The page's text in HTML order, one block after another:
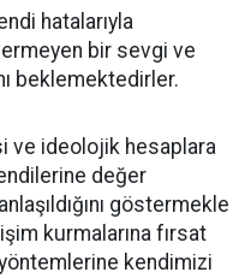
hatalarıyla
bir sevgi ve
beklemektedirler.
ve ideolojik hesaplara
değer
göstermekle
kurmalarına fırsat
kendimizi